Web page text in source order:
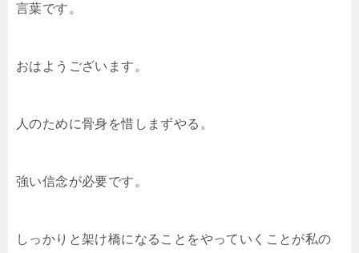
言葉です。
おはようございます。
人のために骨身を惜しまずやる。
強い信念が必要です。
しっかりと架け橋になることをやっていくことが私の